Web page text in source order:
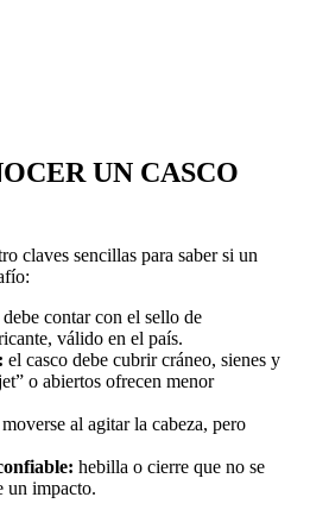
UN CASCO
claves sencillas para saber si un
debe contar con el sello de
válido en el país.
el casco debe cubrir cráneo, sienes y
o abiertos ofrecen menor
al agitar la cabeza, pero
hebilla o cierre que no se
un impacto.